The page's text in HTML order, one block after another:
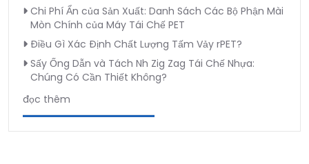
Chi Phí Ẩn của Sản Xuất: Danh Sách Các Bộ Phận Mài
Mòn Chính của Máy Tái Chế PET
Điều Gì Xác Định Chất Lượng Tấm Vảy rPET?
Sấy Ống Dẫn và Tách Nh Zig Zag Tái Chế Nhựa:
Chúng Có Cần Thiết Không?
đọc thêm